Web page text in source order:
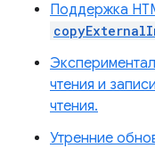
Поддержка
чтения и
чтения.
Утренние